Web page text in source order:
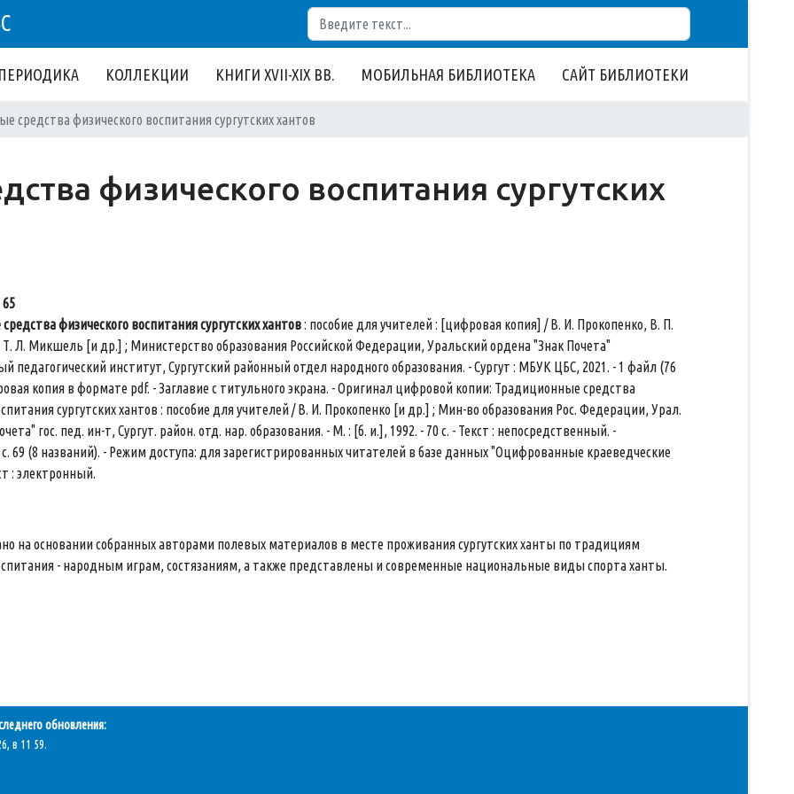
КОЛЛЕКЦИИ КНИГИ XVII-XIX ВВ. МОБИЛЬНАЯ БИБЛИОТЕКА САЙТ БИБЛИОТЕКИ
средства физического воспитания сургутских хантов
физического воспитания сургутских
65
физического воспитания сургутских хантов: пособие для учителей : [цифровая копия] / В. И. Прокопенко, В. П.
Л. Микшель [и др.] ; Министерство образования Российской Федерации, Уральский ордена "Знак Почета"
педагогический институт, Сургутский районный отдел народного образования. - Сургут : МБУК ЦБС, 2021. - 1 файл (76
копия в формате pdf. - Заглавие с титульного экрана. - Оригинал цифровой копии: Традиционные средства
сургутских хантов : пособие для учителей / В. И. Прокопенко [и др.] ; Мин-во образования Рос. Федерации, Урал.
гос. пед. ин-т, Сургут. район. отд. нар. образования. - М. : [б. и.], 1992. - 70 с. - Текст : непосредственный. -
69 (8 названий). - Режим доступа: для зарегистрированных читателей в базе данных "Оцифрованные краеведческие
: электронный.
на основании собранных авторами полевых материалов в месте проживания сургутских ханты по традициям
- народным играм, состязаниям, а также представлены и современные национальные виды спорта ханты.
обновления:
в 11 59.